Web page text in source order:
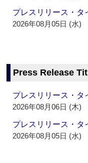
プレスリリース・
2026年08月05日 (水)
Press Release
プレスリリース・
2026年08月06日 (木)
プレスリリース・
2026年08月05日 (水)